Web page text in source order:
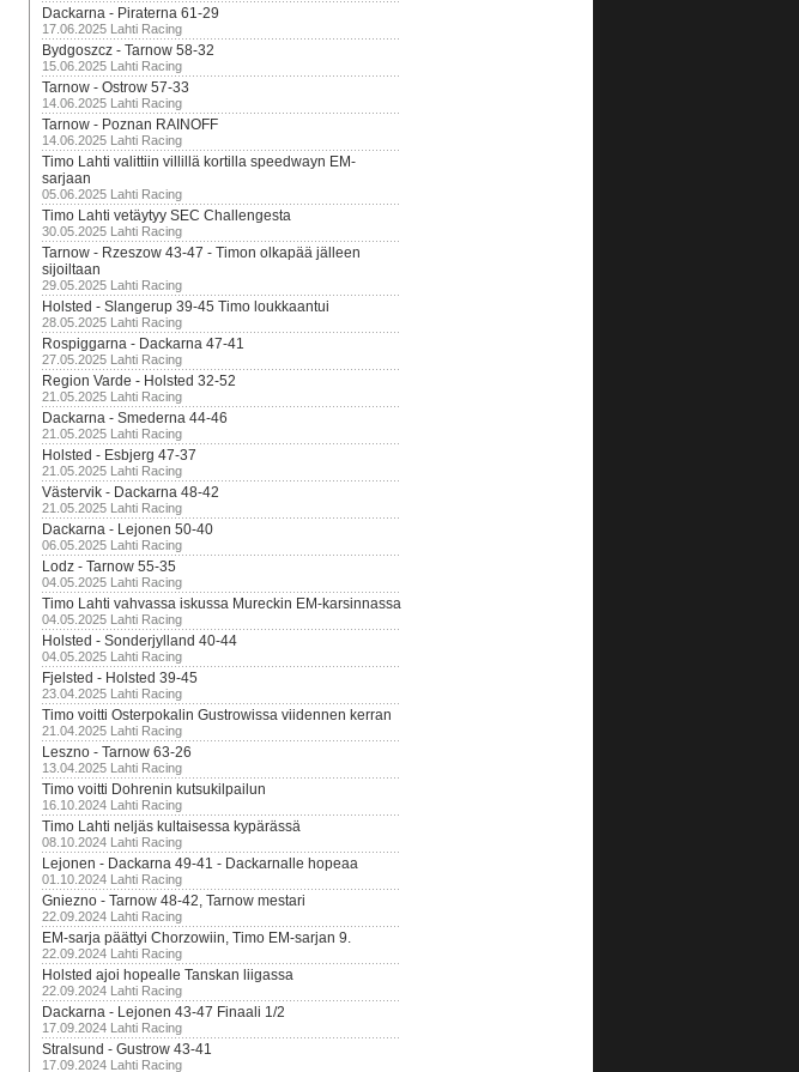
Dackarna - Piraterna 61-29
17.06.2025 Lahti Racing
Bydgoszcz - Tarnow 58-32
15.06.2025 Lahti Racing
Tarnow - Ostrow 57-33
14.06.2025 Lahti Racing
Tarnow - Poznan RAINOFF
14.06.2025 Lahti Racing
Timo Lahti valittiin villillä kortilla speedwayn EM-
sarjaan
05.06.2025 Lahti Racing
Timo Lahti vetäytyy SEC Challengesta
30.05.2025 Lahti Racing
Tarnow - Rzeszow 43-47 - Timon olkapää jälleen
sijoiltaan
29.05.2025 Lahti Racing
Holsted - Slangerup 39-45 Timo loukkaantui
28.05.2025 Lahti Racing
Rospiggarna - Dackarna 47-41
27.05.2025 Lahti Racing
Region Varde - Holsted 32-52
21.05.2025 Lahti Racing
Dackarna - Smederna 44-46
21.05.2025 Lahti Racing
Holsted - Esbjerg 47-37
21.05.2025 Lahti Racing
Västervik - Dackarna 48-42
21.05.2025 Lahti Racing
Dackarna - Lejonen 50-40
06.05.2025 Lahti Racing
Lodz - Tarnow 55-35
04.05.2025 Lahti Racing
Timo Lahti vahvassa iskussa Mureckin EM-karsinnassa
04.05.2025 Lahti Racing
Holsted - Sonderjylland 40-44
04.05.2025 Lahti Racing
Fjelsted - Holsted 39-45
23.04.2025 Lahti Racing
Timo voitti Osterpokalin Gustrowissa viidennen kerran
21.04.2025 Lahti Racing
Leszno - Tarnow 63-26
13.04.2025 Lahti Racing
Timo voitti Dohrenin kutsukilpailun
16.10.2024 Lahti Racing
Timo Lahti neljäs kultaisessa kypärässä
08.10.2024 Lahti Racing
Lejonen - Dackarna 49-41 - Dackarnalle hopeaa
01.10.2024 Lahti Racing
Gniezno - Tarnow 48-42, Tarnow mestari
22.09.2024 Lahti Racing
EM-sarja päättyi Chorzowiin, Timo EM-sarjan 9.
22.09.2024 Lahti Racing
Holsted ajoi hopealle Tanskan liigassa
22.09.2024 Lahti Racing
Dackarna - Lejonen 43-47 Finaali 1/2
17.09.2024 Lahti Racing
Stralsund - Gustrow 43-41
17.09.2024 Lahti Racing